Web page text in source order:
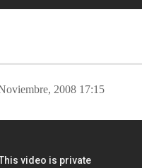
2008 17:15